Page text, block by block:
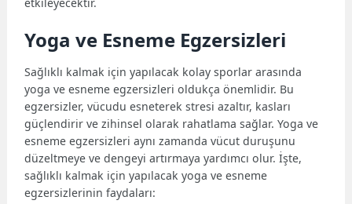
etkileyecektir.
Yoga ve Esneme Egzersizleri
Sağlıklı kalmak için yapılacak kolay sporlar arasında
yoga ve esneme egzersizleri oldukça önemlidir. Bu
egzersizler, vücudu esneterek stresi azaltır, kasları
güçlendirir ve zihinsel olarak rahatlama sağlar. Yoga ve
esneme egzersizleri aynı zamanda vücut duruşunu
düzeltmeye ve dengeyi artırmaya yardımcı olur. İşte,
sağlıklı kalmak için yapılacak yoga ve esneme
egzersizlerinin faydaları: